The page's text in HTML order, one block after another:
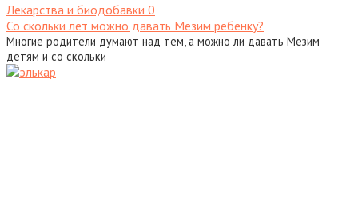
Лекарства и биодобавки 0
Со скольки лет можно давать Мезим ребенку?
Многие родители думают над тем, а можно ли давать Мезим
детям и со скольки